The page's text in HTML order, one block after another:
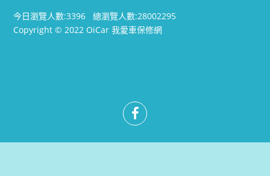
今日瀏覽人數:3396總瀏覽人數:28002295
Copyright © 2022 OiCar 我愛車保修網